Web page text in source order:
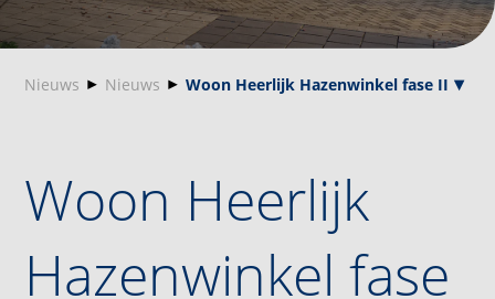
Nieuws Nieuws Woon Heerlijk Hazenwinkel fase II
Woon Heerlijk
Hazenwinkel fase